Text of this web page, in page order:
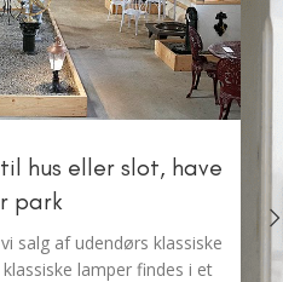
hus eller slot, have
park
salg af udendørs klassiske
lamper findes i et